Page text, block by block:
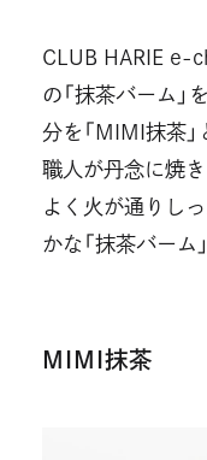
CLUB HARIE e-
の「抹茶バーム」
分を「MIMI抹茶
職人が丹念に焼
よく火が通りし
かな「抹茶バーム
MIMI抹茶